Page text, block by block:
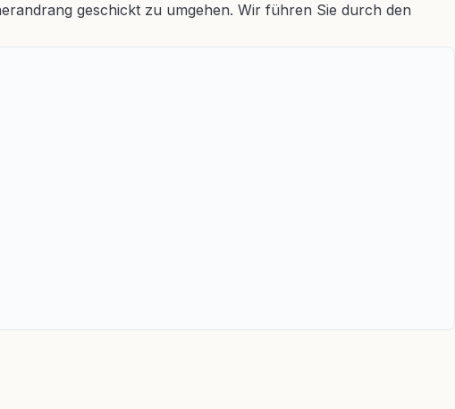
geschickt zu umgehen. Wir führen Sie durch den